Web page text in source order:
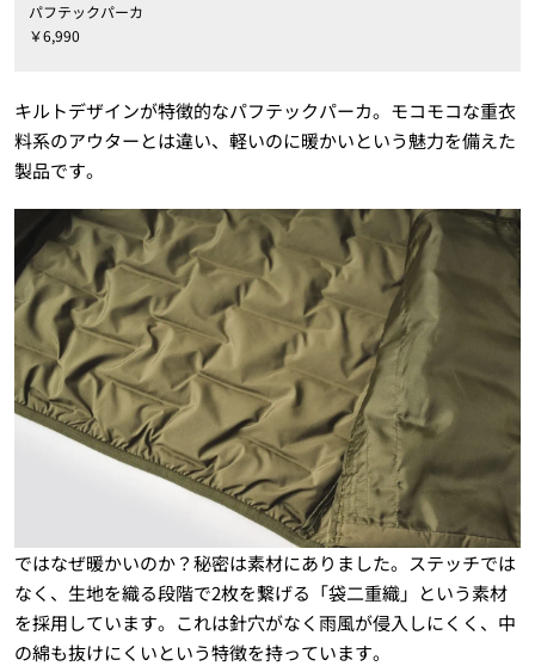
パフテックパーカ
￥6,990
キルトデザインが特徴的なパフテックパーカ。モコモコな重衣
料系のアウターとは違い、軽いのに暖かいという魅力を備えた
製品です。
ではなぜ暖かいのか？秘密は素材にありました。ステッチでは
なく、生地を織る段階で2枚を繋げる「袋二重織」という素材
を採用しています。これは針穴がなく雨風が侵入しにくく、中
の綿も抜けにくいという特徴を持っています。